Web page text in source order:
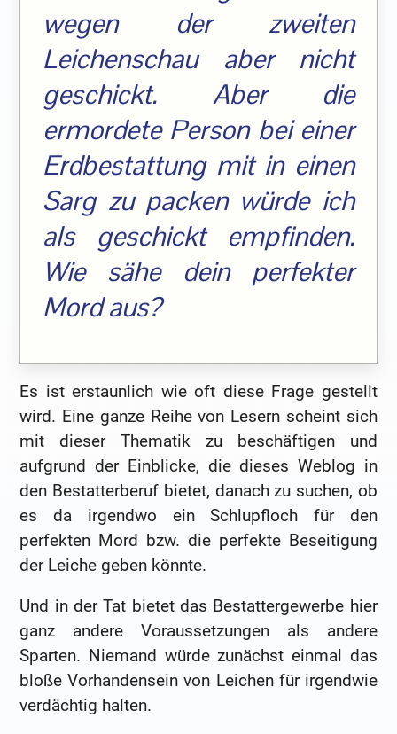
wegen der zweiten
Leichenschau aber nicht
geschickt. Aber die
ermordete Person bei einer
Erdbestattung mit in einen
Sarg zu packen würde ich
als geschickt empfinden.
Wie sähe dein perfekter
Mord aus?
Es ist erstaunlich wie oft diese Frage gestellt
wird. Eine ganze Reihe von Lesern scheint sich
mit dieser Thematik zu beschäftigen und
aufgrund der Einblicke, die dieses Weblog in
den Bestatterberuf bietet, danach zu suchen, ob
es da irgendwo ein Schlupfloch für den
perfekten Mord bzw. die perfekte Beseitigung
der Leiche geben könnte.
Und in der Tat bietet das Bestattergewerbe hier
ganz andere Voraussetzungen als andere
Sparten. Niemand würde zunächst einmal das
bloße Vorhandensein von Leichen für irgendwie
verdächtig halten.